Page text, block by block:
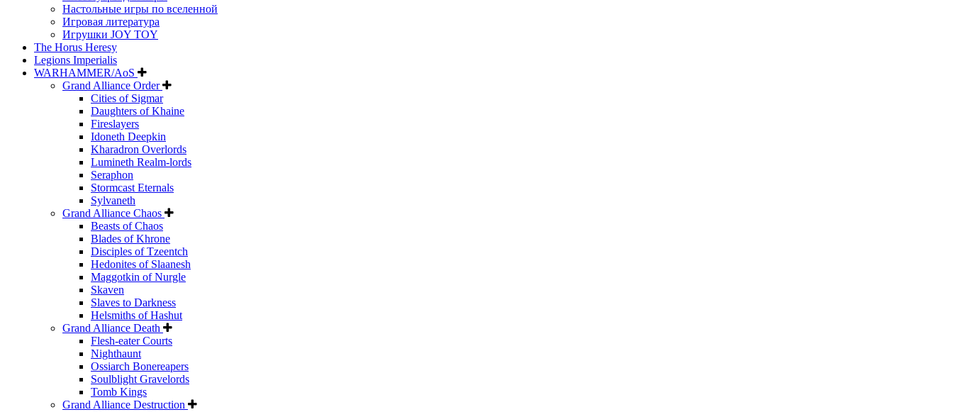
Настольные игры по вселенной
Игровая литература
Игрушки JOY TOY
The Horus Heresy
Legions Imperialis
WARHAMMER/AoS
Grand Alliance Order
Cities of Sigmar
Daughters of Khaine
Fireslayers
Idoneth Deepkin
Kharadron Overlords
Lumineth Realm-lords
Seraphon
Stormcast Eternals
Sylvaneth
Grand Alliance Chaos
Beasts of Chaos
Blades of Khrone
Disciples of Tzeentch
Hedonites of Slaanesh
Maggotkin of Nurgle
Skaven
Slaves to Darkness
Helsmiths of Hashut
Grand Alliance Death
Flesh-eater Courts
Nighthaunt
Ossiarch Bonereapers
Soulblight Gravelords
Tomb Kings
Grand Alliance Destruction